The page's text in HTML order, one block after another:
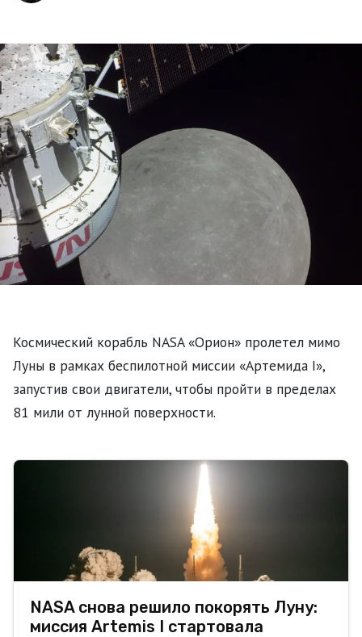
Космический корабль NASA «Орион» пролетел мимо
Луны в рамках беспилотной миссии «Артемида I»,
запустив свои двигатели, чтобы пройти в пределах
81 мили от лунной поверхности.
NASA снова решило покорять Луну:
миссия Artemis I стартовала